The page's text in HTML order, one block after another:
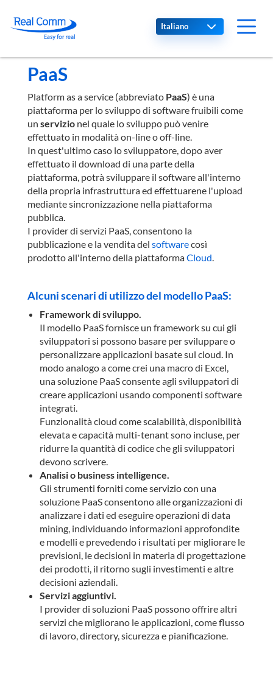
Select your language
PaaS
Platform as a service (abbreviato PaaS) è una
piattaforma per lo sviluppo di software fruibili come
un servizionel quale lo sviluppo può venire
effettuato in modalità on-line o off-line.
In quest'ultimo caso lo sviluppatore, dopo aver
effettuato il download di una parte della
piattaforma, potrà sviluppare il software all'interno
della propria infrastruttura ed effettuarene l'upload
mediante sincronizzazione nella piattaforma
pubblica.
I provider di servizi PaaS, consentono la
pubblicazione e la vendita del softwarecosì
prodotto all'interno della piattaformaCloud.
Alcuni scenari di utilizzo del modello PaaS:
Framework di sviluppo.
Il modello PaaS fornisce un framework su cui gli
sviluppatori si possono basare per sviluppare o
personalizzare applicazioni basate sul cloud. In
modo analogo a come crei una macro di Excel,
una soluzione PaaS consente agli sviluppatori di
creare applicazioni usando componenti software
integrati.
Funzionalità cloud come scalabilità, disponibilità
elevata e capacità multi-tenant sono incluse, per
ridurre la quantità di codice che gli sviluppatori
devono scrivere.
Analisi o business intelligence.
Gli strumenti forniti come servizio con una
soluzione PaaS consentono alle organizzazioni di
analizzare i dati ed eseguire operazioni di data
mining, individuando informazioni approfondite
e modelli e prevedendo i risultati per migliorare le
previsioni, le decisioni in materia di progettazione
dei prodotti, il ritorno sugli investimenti e altre
decisioni aziendali.
Servizi aggiuntivi.
I provider di soluzioni PaaS possono offrire altri
servizi che migliorano le applicazioni, come flusso
di lavoro, directory, sicurezza e pianificazione.